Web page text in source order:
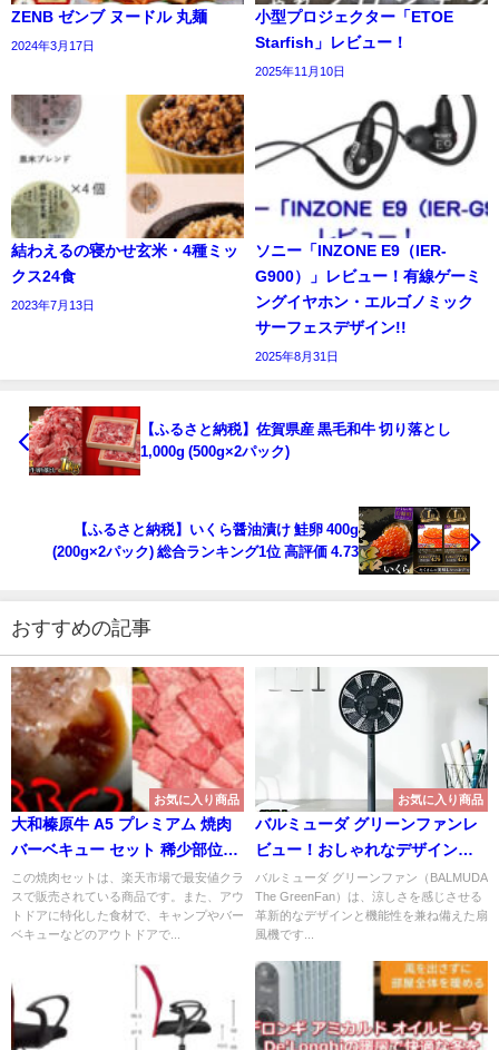
ZENB ゼンブ ヌードル 丸麺
2024年3月17日
小型プロジェクター「ETOE
Starfish」レビュー！
2025年11月10日
結わえるの寝かせ玄米・4種ミッ
クス24食
2023年7月13日
ソニー「INZONE E9（IER-
G900）」レビュー！有線ゲーミ
ングイヤホン・エルゴノミック
サーフェスデザイン!!
2025年8月31日
【ふるさと納税】佐賀県産 黒毛和牛 切り落とし
1,000g (500g×2パック)
【ふるさと納税】いくら醤油漬け 鮭卵 400g
(200g×2パック) 総合ランキング1位 高評価 4.73
おすすめの記事
お気に入り商品
大和榛原牛 A5 プレミアム 焼肉
バーベキュー セット 稀少部位も
入った1.2kg！
この焼肉セットは、楽天市場で最安値クラ
スで販売されている商品です。また、アウ
トドアに特化した食材で、キャンプやバー
ベキューなどのアウトドアで...
お気に入り商品
バルミューダ グリーンファンレ
ビュー！おしゃれなデザインと
性能の魅力
バルミューダ グリーンファン（BALMUDA
The GreenFan）は、涼しさを感じさせる
革新的なデザインと機能性を兼ね備えた扇
風機です...